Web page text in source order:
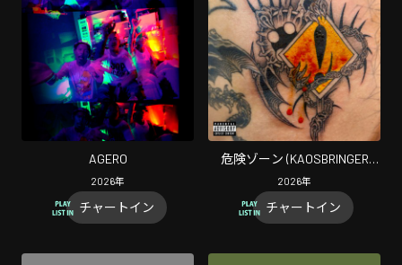
AGERO
2026年
チャートイン
危険ゾーン (KAOSBRINGER
2nd)
2026年
チャートイン